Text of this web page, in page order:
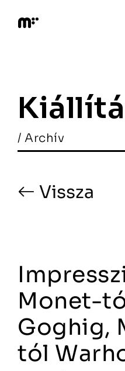
content
r
/ Archív
Vissza
Monet-
Goghig,
tól